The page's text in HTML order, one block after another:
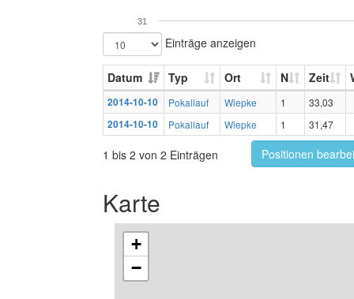
31
Einträge anzeigen
Datum Typ Ort N Zeit
2014-10-10 Pokallauf Wiepke 1
33,03
2014-10-10
Pokallauf Wiepke 1 31,47
1 bis 2 von 2 Einträgen Positionen
Karte
+
−